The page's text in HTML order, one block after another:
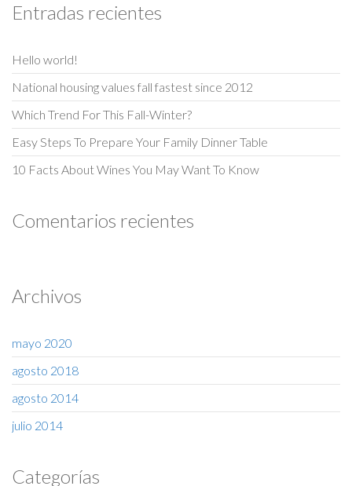
Entradas recientes
Hello world!
National housing values fall fastest since 2012
Which Trend For This Fall-Winter?
Easy Steps To Prepare Your Family Dinner Table
10 Facts About Wines You May Want To Know
Comentarios recientes
Archivos
mayo 2020
agosto 2018
agosto 2014
julio 2014
Categorías